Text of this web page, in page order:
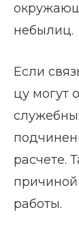
небылиц.
Если
цу могут
расчете.
работы.